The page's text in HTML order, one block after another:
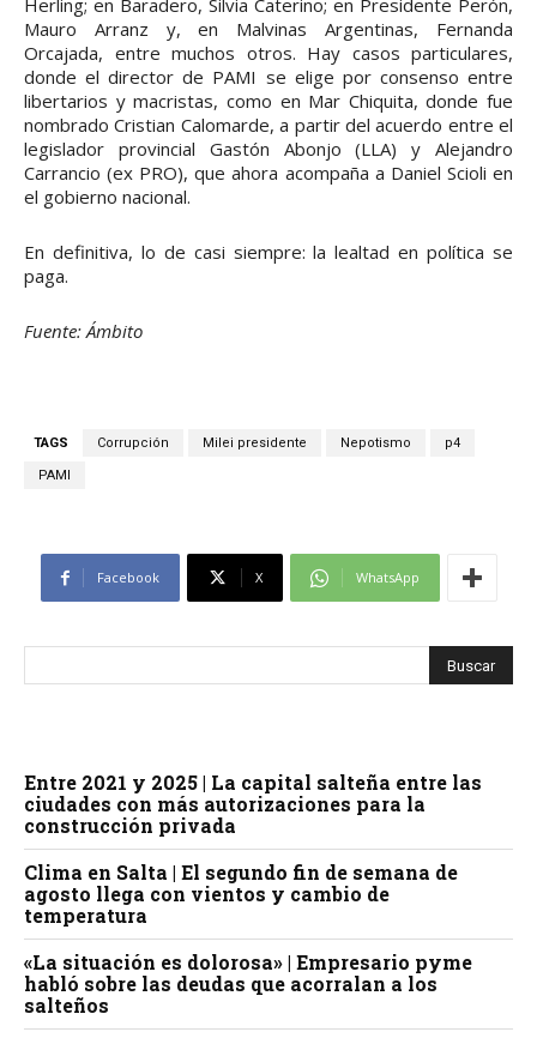
Herling; en Baradero, Silvia Caterino; en Presidente Perón,
Mauro Arranz y, en Malvinas Argentinas, Fernanda
Orcajada, entre muchos otros. Hay casos particulares,
donde el director de PAMI se elige por consenso entre
libertarios y macristas, como en Mar Chiquita, donde fue
nombrado Cristian Calomarde, a partir del acuerdo entre el
legislador provincial Gastón Abonjo (LLA) y Alejandro
Carrancio (ex PRO), que ahora acompaña a Daniel Scioli en
el gobierno nacional.
En definitiva, lo de casi siempre: la lealtad en política se
paga.
Fuente: Ámbito
TAGS Corrupción Milei presidente Nepotismo p4
PAMI
Facebook X WhatsApp
Entre 2021 y 2025 | La capital salteña entre las
ciudades con más autorizaciones para la
construcción privada
Clima en Salta | El segundo fin de semana de
agosto llega con vientos y cambio de
temperatura
«La situación es dolorosa» | Empresario pyme
habló sobre las deudas que acorralan a los
salteños